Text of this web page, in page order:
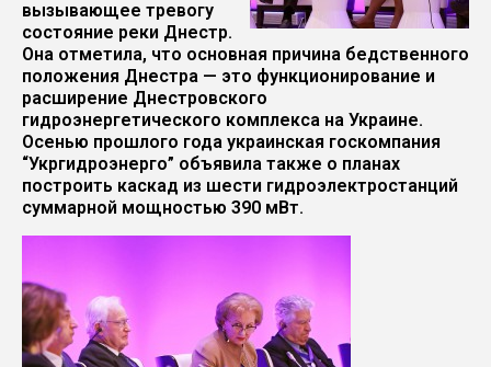
вызывающее тревогу
состояние реки Днестр.
Она отметила, что основная причина бедственного
положения Днестра — это функционирование и
расширение Днестровского
гидроэнергетического комплекса на Украине.
Осенью прошлого года украинская госкомпания
“Укргидроэнерго” объявила также о планах
построить каскад из шести гидроэлектростанций
суммарной мощностью 390 мВт.